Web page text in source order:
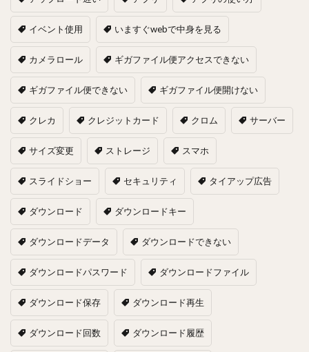
イベント使用 いますぐwebで中身を見る
カメラロール ギガファイル便アクセスできない
ギガファイル便できない ギガファイル便開けない
クレカ クレジットカード クロム サーバー
サイズ変更 ストレージ スマホ
スライドショー セキュリティ タイアップ広告
ダウンロード ダウンロードキー
ダウンロードデータ ダウンロードできない
ダウンロードパスワード ダウンロードファイル
ダウンロード保存 ダウンロード再生
ダウンロード回数 ダウンロード履歴